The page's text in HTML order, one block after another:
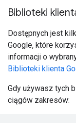
Biblioteki
Dostępnych jest
Google, które
informacji o
Biblioteki klienta
Gdy używasz tych
ciągów zakresów: